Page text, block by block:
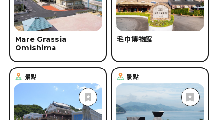
Mare Grassia
Omishima
毛巾博物館
景點 景點